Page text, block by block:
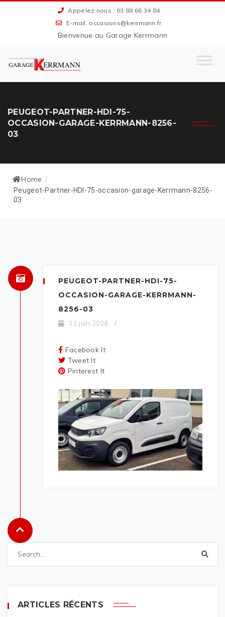
Appelez nous : 03 88 66 34 84
E-mail: occasions@kerrmann.fr
Bienvenue au Garage Kerrmann
PEUGEOT-PARTNER-HDI-75-
OCCASION-GARAGE-KERRMANN-8256-
03
Home /
Peugeot-Partner-HDI-75-occasion-garage-Kerrmann-8256-
03
PEUGEOT-PARTNER-HDI-75-
OCCASION-GARAGE-KERRMANN-
8256-03
11 juin 2026 /
Facebook It
Tweet It
Pinterest It
ARTICLES RÉCENTS